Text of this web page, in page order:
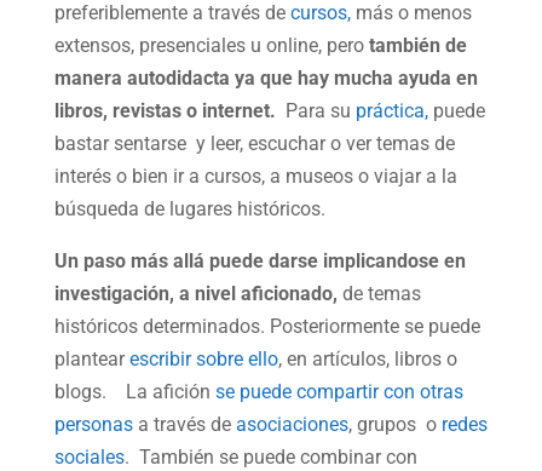
preferiblemente a través decursos,más o menos
extensos, presenciales u online, pero también de
manera autodidacta ya que hay mucha ayuda en
libros, revistas o internet. Para su práctica,puede
bastar sentarse y leer, escuchar o ver temas de
interés o bien ir a cursos, a museos o viajar a la
búsqueda de lugares históricos.
Un paso más allá puede darse implicandose en
investigación, a nivel aficionado, de temas
históricos determinados. Posteriormente se puede
plantearescribir sobre ello, en artículos, libros o
blogs. La afición se puede compartir con otras
personasa través de asociaciones, grupos o redes
sociales. También se puede combinar con